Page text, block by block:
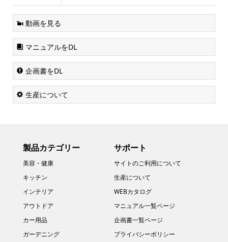
動画を見る
マニュアルをDL
企画書をDL
生産について
製品カテゴリー
美容・健康
キッチン
インテリア
アウトドア
カー用品
ガーデニング
サポート
サイトのご利用について
生産について
WEBカタログ
マニュアル一覧ページ
企画書一覧ページ
プライバシーポリシー